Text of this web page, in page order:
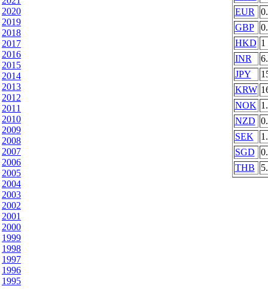
2020
2019
2018
2017
2016
2015
2014
2013
2012
2011
2010
2009
2008
2007
2006
2005
2004
2003
2002
2001
2000
1999
1998
1997
1996
1995
EUR
GBP
HKD 1
INR
JPY
KRW
NOK
NZD
SEK
SGD
THB